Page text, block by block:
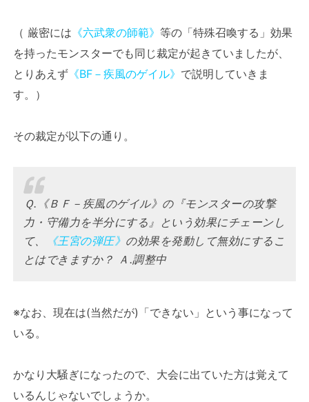
（ 厳密には 《六武衆の師範》 等の「特殊召喚する」効果
を持ったモンスターでも同じ裁定が起きていましたが、
とりあえず 《BF－疾風のゲイル》 で説明していきま
す。）
その裁定が以下の通り。
Ｑ.《ＢＦ－疾風のゲイル》の『モンスターの攻撃
力・守備力を半分にする』という効果にチェーンし
て、
《王宮の弾圧》 の効果を発動して無効にするこ
とはできますか？ Ａ.調整中
※なお、現在は(当然だが)「できない」という事になって
いる。
かなり大騒ぎになったので、大会に出ていた方は覚えて
いるんじゃないでしょうか。